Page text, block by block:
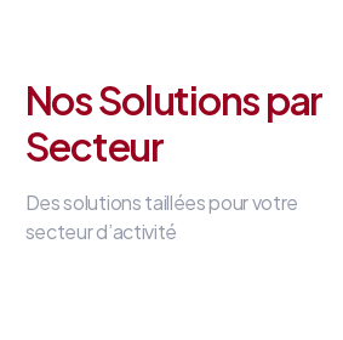
Nos Solutions par
Secteur
Des solutions taillées pour votre
secteur d’activité